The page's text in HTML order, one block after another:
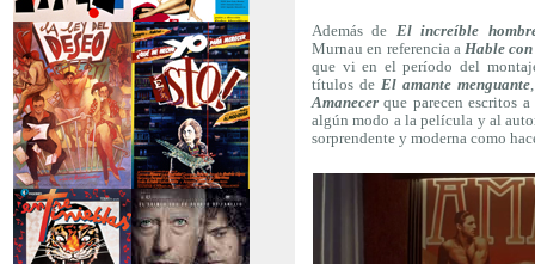
>Átame
>Mujeres al borde
de un...
>La ley del deseo
>Qué he hecho yo
para...
Además de El increíble
Murnau en referencia a Hable
que vi en el período del
títulos deEl amante menguante
Amanecerque parecen escritos
algún modo a la película y al
sorprendente y moderna como